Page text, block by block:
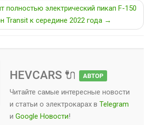
полностью электрический пикап F-150
Transit к середине 2022 года →
HEVCARS 🔌 АВТОР
Читайте самые интересные новости
и статьи о электрокарах в Telegram
и Google Новости!